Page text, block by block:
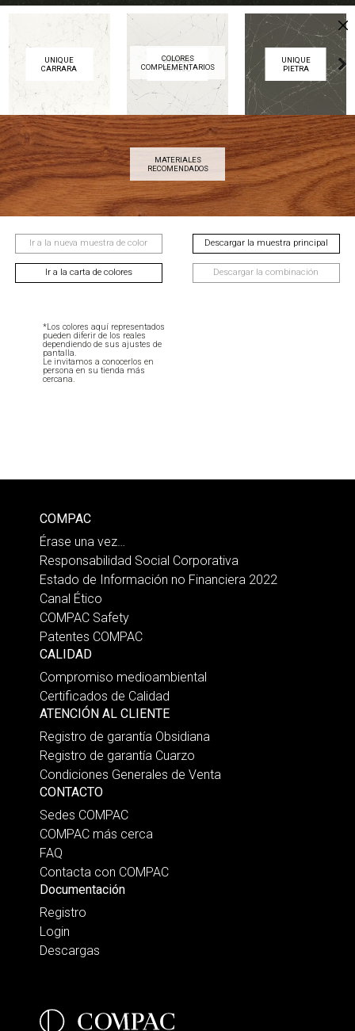
UNIQUE
CARRARA
UNIQUE
BIANCO
UNIQUE
PIETRA
Next
COLORES
COMPLEMENTARIOS
AVELLANA CAOBA CASTAÑO
Next
MATERIALES
RECOMENDADOS
Ir a la nueva muestra de color
Ir a la carta de colores
Descargar la muestra principal
Descargar la combinación
*Los colores aquí representados
pueden diferir de los reales
dependiendo de sus ajustes de
pantalla.
Le invitamos a conocerlos en
persona en su tienda más
cercana.
COMPAC
Érase una vez…
Responsabilidad Social Corporativa
Estado de Información no Financiera 2022
Canal Ético
COMPAC Safety
Patentes COMPAC
CALIDAD
Compromiso medioambiental
Certificados de Calidad
ATENCIÓN AL CLIENTE
Registro de garantía Obsidiana
Registro de garantía Cuarzo
Condiciones Generales de Venta
CONTACTO
Sedes COMPAC
COMPAC más cerca
FAQ
Contacta con COMPAC
Documentación
Registro
Login
Descargas